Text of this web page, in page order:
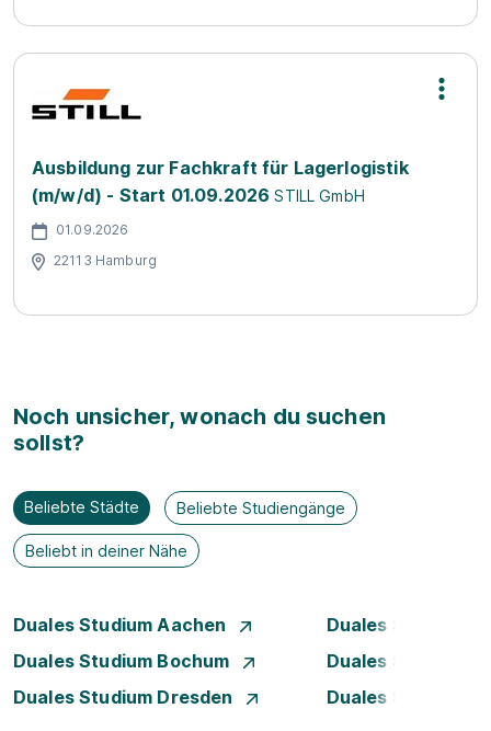
Ausbildung zur Fachkraft für Lagerlogistik
(m/w/d) - Start 01.09.2026 STILL GmbH
01.09.2026
22113 Hamburg
Noch unsicher, wonach du suchen
sollst?
Beliebte Städte Beliebte Studiengänge
Beliebt in deiner Nähe
Duales Studium Aachen
Duales Studium
Duales Studium Bochum
Duales Studium
Duales Studium Dresden
Duales Studium